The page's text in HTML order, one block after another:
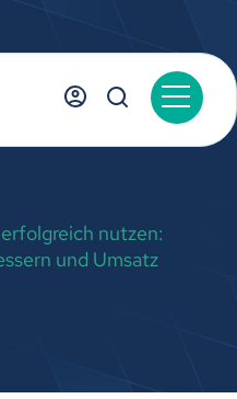
nutzen:
und Umsatz